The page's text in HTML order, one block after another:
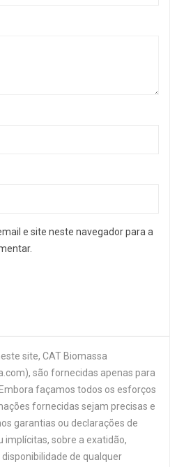
e site neste navegador para a
site, CAT Biomassa
são fornecidas apenas para
façamos todos os esforços
fornecidas sejam precisas e
garantias ou declarações de
implícitas, sobre a exatidão,
de qualquer